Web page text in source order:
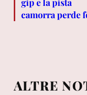
gip e la pista
camorra perde
ALTRE